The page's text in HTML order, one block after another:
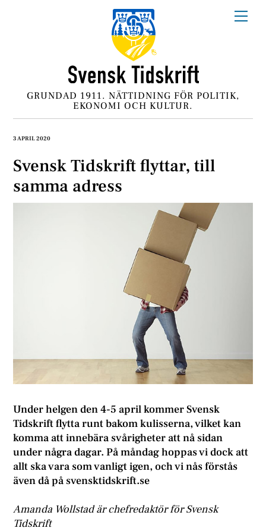
GRUNDAD 1911. NÄTTIDNING FÖR POLITIK,
EKONOMI OCH KULTUR.
3 APRIL 2020
Svensk Tidskrift flyttar, till
samma adress
Under helgen den 4-5 april kommer Svensk
Tidskrift flytta runt bakom kulisserna, vilket kan
komma att innebära svårigheter att nå sidan
under några dagar. På måndag hoppas vi dock att
allt ska vara som vanligt igen, och vi nås förstås
även då på svensktidskrift.se
Amanda Wollstad är chefredaktör för Svensk
Tidskrift